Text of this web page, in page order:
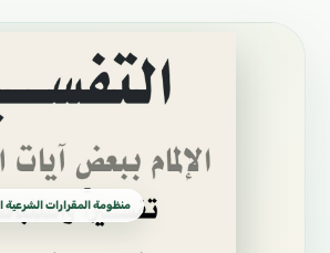
منظومة المقرارات الشرعية